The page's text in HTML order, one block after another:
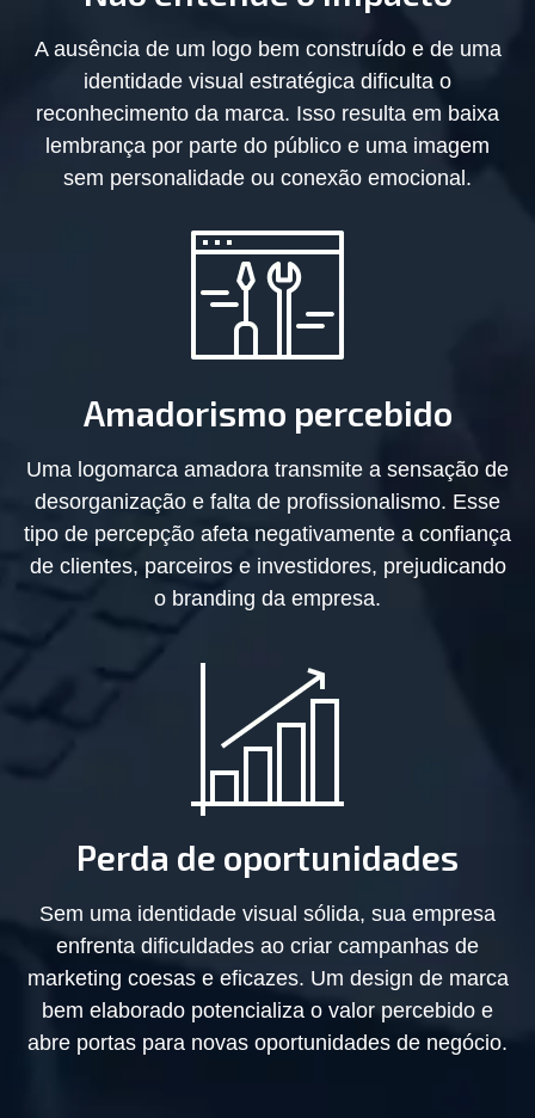
A ausência de um logo bem construído e de uma
identidade visual estratégica dificulta o
reconhecimento da marca. Isso resulta em baixa
lembrança por parte do público e uma imagem
sem personalidade ou conexão emocional.
Amadorismo percebido
Uma logomarca amadora transmite a sensação de
desorganização e falta de profissionalismo. Esse
tipo de percepção afeta negativamente a confiança
de clientes, parceiros e investidores, prejudicando
o branding da empresa.
Perda de oportunidades
Sem uma identidade visual sólida, sua empresa
enfrenta dificuldades ao criar campanhas de
marketing coesas e eficazes. Um design de marca
bem elaborado potencializa o valor percebido e
abre portas para novas oportunidades de negócio.